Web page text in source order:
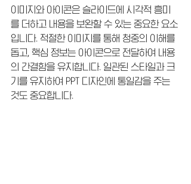
이미지와 아이콘은 슬라이드에 시각적 흥미
를 더하고 내용을 보완할 수 있는 중요한 요소
입니다. 적절한 이미지를 통해 청중의 이해를
돕고, 핵심 정보는 아이콘으로 전달하여 내용
의 간결함을 유지합니다. 일관된 스타일과 크
기를 유지하여 PPT 디자인에 통일감을 주는
것도 중요합니다.